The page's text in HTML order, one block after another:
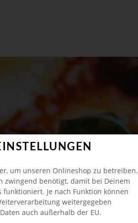
um unseren Onlineshop zu betreiben.
zwingend benötigt, damit bei Deinem
funktioniert. Je nach Funktion können
weitergegeben
auch außerhalb der EU.